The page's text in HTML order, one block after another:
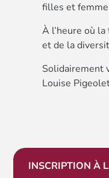
filles et
À l’heure où
et de la
Solidairement
Louise
INSCRIPTION À